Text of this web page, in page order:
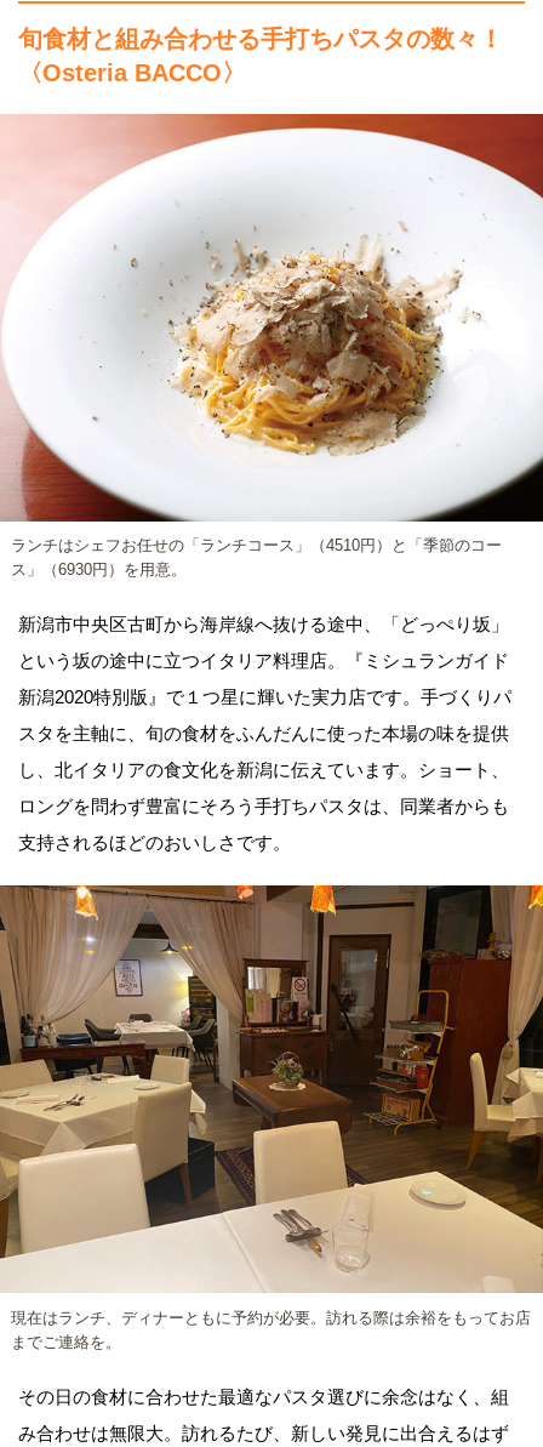
旬食材と組み合わせる手打ちパスタの数々！
〈Osteria BACCO〉
ランチはシェフお任せの「ランチコース」（4510円）と「季節のコー
ス」（6930円）を用意。
新潟市中央区古町から海岸線へ抜ける途中、「どっぺり坂」
という坂の途中に立つイタリア料理店。『ミシュランガイド
新潟2020特別版』で１つ星に輝いた実力店です。手づくりパ
スタを主軸に、旬の食材をふんだんに使った本場の味を提供
し、北イタリアの食文化を新潟に伝えています。ショート、
ロングを問わず豊富にそろう手打ちパスタは、同業者からも
支持されるほどのおいしさです。
現在はランチ、ディナーともに予約が必要。訪れる際は余裕をもってお店
までご連絡を。
その日の食材に合わせた最適なパスタ選びに余念はなく、組
み合わせは無限大。訪れるたび、新しい発見に出合えるはず